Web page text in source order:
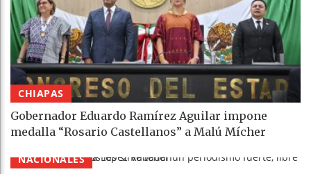
CHIAPAS
Gobernador Eduardo Ramírez Aguilar impone
medalla “Rosario Castellanos” a Malú Mícher
NACIONALES